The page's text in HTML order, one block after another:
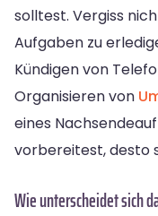
solltest. Vergiss
Aufgaben zu
Kündigen von
Organisieren von
eines
vorbereitest, desto
Wie unterscheidet sich